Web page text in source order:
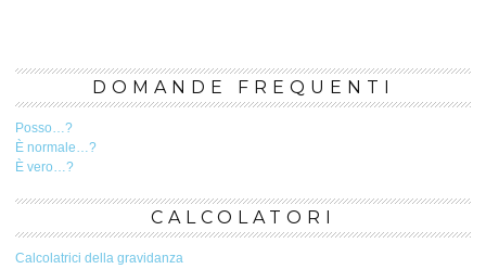
DOMANDE FREQUENTI
Posso…?
È normale…?
È vero…?
CALCOLATORI
Calcolatrici della gravidanza